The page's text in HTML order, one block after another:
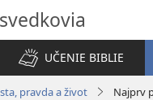
UČENIE BIBLIE
pravda a život Najprv